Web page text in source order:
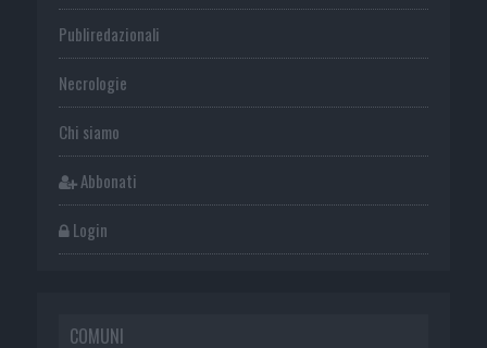
Publiredazionali
Necrologie
Chi siamo
Abbonati
Login
COMUNI